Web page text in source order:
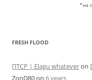
*на
FRESH FLOOD
ПТСР | Elagu whateveron
ZonD80on 6 years